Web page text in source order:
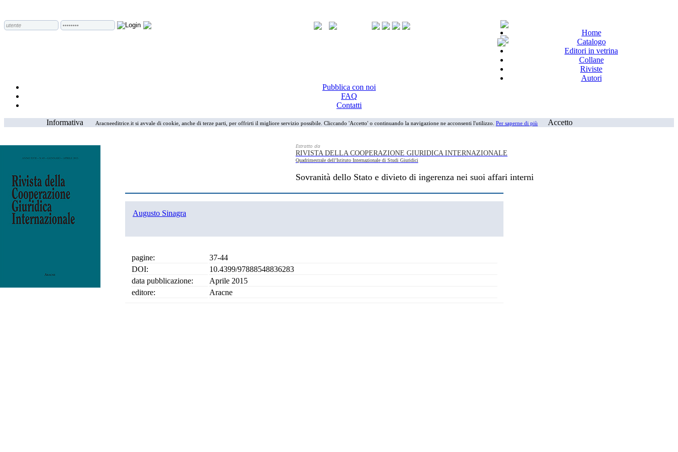
Home
Catalogo
Editori in vetrina
Collane
Riviste
Autori
Pubblica con noi
FAQ
Contatti
Informativa
Aracneeditrice.it si avvale di cookie, anche di terze parti, per offrirti il migliore servizio possibile. Cliccando 'Accetto' o continuando la navigazione ne acconsenti l'utilizzo. Per saperne di più Accetto
Estratto da
RIVISTA DELLA COOPERAZIONE GIURIDICA INTERNAZIONALE
Quadrimestrale dell’Istituto Internazionale di Studi Giuridici
Sovranità dello Stato e divieto di ingerenza nei suoi affari interni
Augusto Sinagra
pagine:
37-44
DOI:
10.4399/97888548836283
data pubblicazione:
Aprile 2015
editore:
Aracne